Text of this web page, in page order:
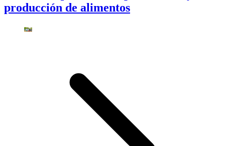
producción de alimentos